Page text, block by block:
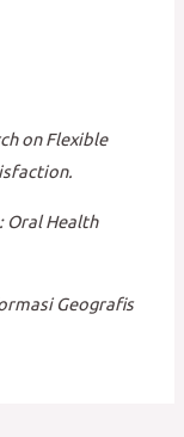
on Flexible
Oral Health
Geografis